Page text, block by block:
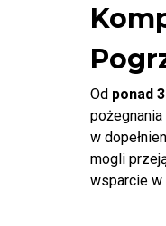
Od ponad
w
mogli
wsparcie w